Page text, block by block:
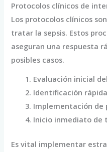
Protocolos clínicos de
Los protocolos clínicos
tratar la sepsis. Estos
aseguran una respuesta
posibles casos.
Evaluación inicial
Identificación
Implementación de
Inicio inmediato
Es vital implementar